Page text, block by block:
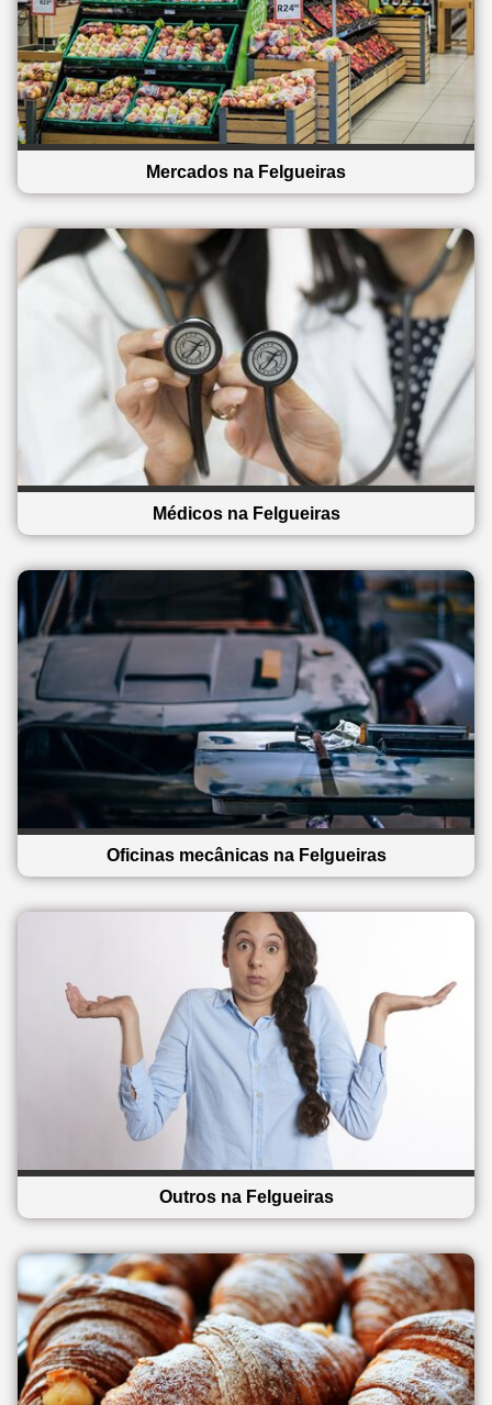
Mercados na Felgueiras
Médicos na Felgueiras
Oficinas mecânicas na Felgueiras
Outros na Felgueiras